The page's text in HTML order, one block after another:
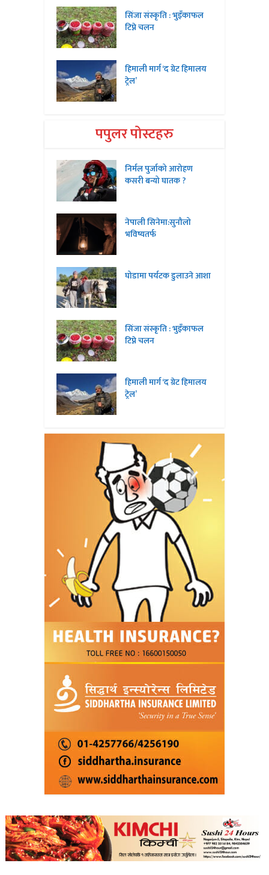
सिंजा संस्कृति : भुइँकाफल
टिप्ने चलन
हिमाली मार्ग ‘द ग्रेट हिमालय
ट्रेल’
पपुलर पोस्टहरु
निर्मल पुर्जाको आरोहण
कसरी बन्यो घातक ?
नेपाली सिनेमा:सुनौलो
भविष्यतर्फ
घोडामा पर्यटक डुलाउने आशा
सिंजा संस्कृति : भुइँकाफल
टिप्ने चलन
हिमाली मार्ग ‘द ग्रेट हिमालय
ट्रेल’